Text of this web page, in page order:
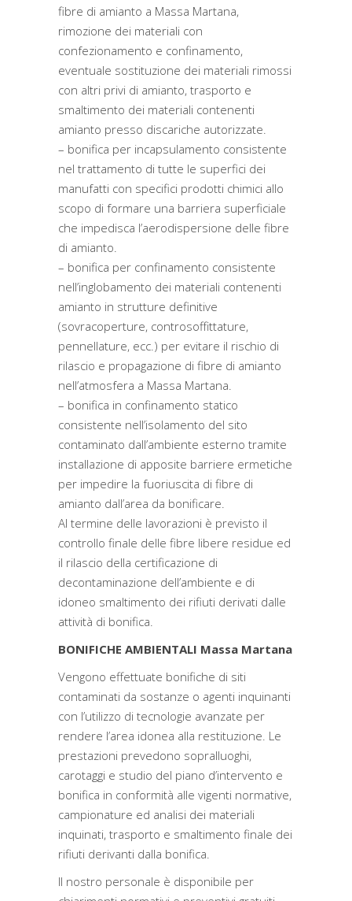
fibre di amianto a Massa Martana,
rimozione dei materiali con
confezionamento e confinamento,
eventuale sostituzione dei materiali rimossi
con altri privi di amianto, trasporto e
smaltimento dei materiali contenenti
amianto presso discariche autorizzate.
– bonifica per incapsulamento consistente
nel trattamento di tutte le superfici dei
manufatti con specifici prodotti chimici allo
scopo di formare una barriera superficiale
che impedisca l’aerodispersione delle fibre
di amianto.
– bonifica per confinamento consistente
nell’inglobamento dei materiali contenenti
amianto in strutture definitive
(sovracoperture, controsoffittature,
pennellature, ecc.) per evitare il rischio di
rilascio e propagazione di fibre di amianto
nell’atmosfera a Massa Martana.
– bonifica in confinamento statico
consistente nell’isolamento del sito
contaminato dall’ambiente esterno tramite
installazione di apposite barriere ermetiche
per impedire la fuoriuscita di fibre di
amianto dall’area da bonificare.
Al termine delle lavorazioni è previsto il
controllo finale delle fibre libere residue ed
il rilascio della certificazione di
decontaminazione dell’ambiente e di
idoneo smaltimento dei rifiuti derivati dalle
attività di bonifica.
BONIFICHE AMBIENTALI Massa Martana
Vengono effettuate bonifiche di siti
contaminati da sostanze o agenti inquinanti
con l’utilizzo di tecnologie avanzate per
rendere l’area idonea alla restituzione. Le
prestazioni prevedono sopralluoghi,
carotaggi e studio del piano d’intervento e
bonifica in conformità alle vigenti normative,
campionature ed analisi dei materiali
inquinati, trasporto e smaltimento finale dei
rifiuti derivanti dalla bonifica.
Il nostro personale è disponibile per